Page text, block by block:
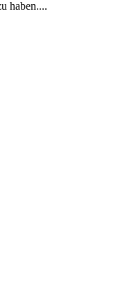
haben....